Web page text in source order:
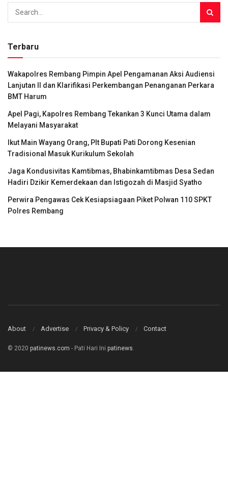
Terbaru
Wakapolres Rembang Pimpin Apel Pengamanan Aksi Audiensi
Lanjutan II dan Klarifikasi Perkembangan Penanganan Perkara
BMT Harum
Apel Pagi, Kapolres Rembang Tekankan 3 Kunci Utama dalam
Melayani Masyarakat
Ikut Main Wayang Orang, Plt Bupati Pati Dorong Kesenian
Tradisional Masuk Kurikulum Sekolah
Jaga Kondusivitas Kamtibmas, Bhabinkamtibmas Desa Sedan
Hadiri Dzikir Kemerdekaan dan Istigozah di Masjid Syatho
Perwira Pengawas Cek Kesiapsiagaan Piket Polwan 110 SPKT
Polres Rembang
About Advertise Privacy & Policy Contact
© 2020 patinews.com - Pati Hari Ini patinews